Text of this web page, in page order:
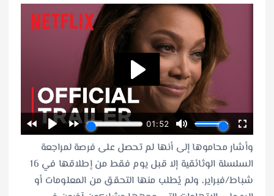
وأشار محاموها إلى أنها لم تحصل على فرصة لمراجعة
السلسلة الوثائقية إلا قبل يوم فقط من إطلاقها في 16
شباط/فبراير، ولم يُطلب منها التحقق من المعلومات أو